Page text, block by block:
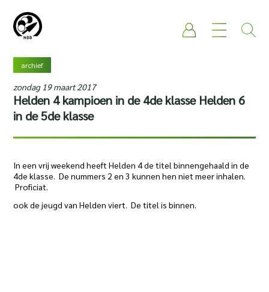
archief
zondag 19 maart 2017
Helden 4 kampioen in de 4de klasse Helden 6
in de 5de klasse
In een vrij weekend heeft Helden 4 de titel binnengehaald in de
4de klasse. De nummers 2 en 3 kunnen hen niet meer inhalen.
Proficiat.
ook de jeugd van Helden viert. De titel is binnen.